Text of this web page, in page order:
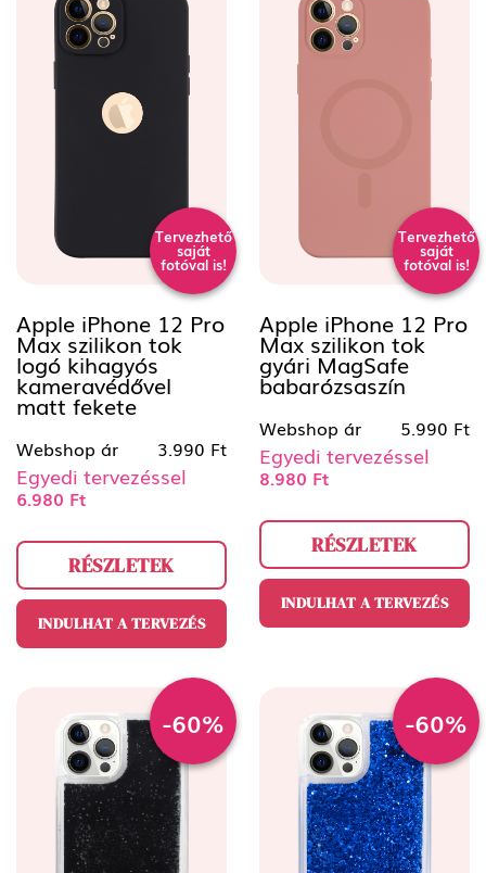
Tervezhető
saját
fotóval is!
Apple iPhone 12 Pro
Max szilikon tok
logó kihagyós
kameravédővel
matt fekete
Webshop ár 3.990 Ft
Egyedi tervezéssel
6.980 Ft
RÉSZLETEK
INDULHAT A TERVEZÉS
Tervezhető
saját
fotóval is!
Apple iPhone 12 Pro
Max szilikon tok
gyári MagSafe
babarózsaszín
Webshop ár 5.990 Ft
Egyedi tervezéssel
8.980 Ft
RÉSZLETEK
INDULHAT A TERVEZÉS
-60% -60%